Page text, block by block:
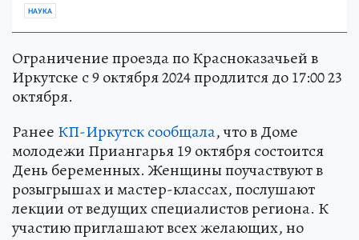
НАУКА
Ограничение проезда по Красноказачьей в
Иркутске с 9 октября 2024 продлится до 17:00 23
октября.
Ранее КП-Иркутск сообщала, что в Доме
молодежи Приангарья 19 октября состоится
День беременных. Женщины поучаствуют в
розыгрышах и мастер-классах, послушают
лекции от ведущих специалистов региона. К
участию приглашают всех желающих, но